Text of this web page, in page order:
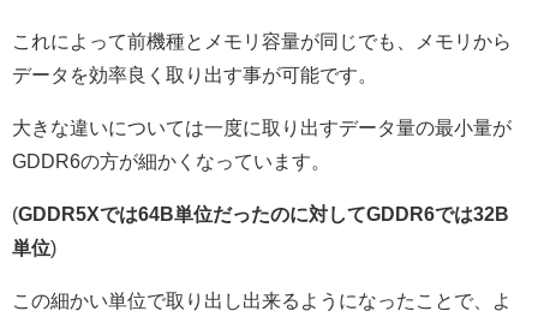
これによって前機種とメモリ容量が同じでも、メモリから
データを効率良く取り出す事が可能です。
大きな違いについては一度に取り出すデータ量の最小量が
GDDR6の方が細かくなっています。
(GDDR5Xでは64B単位だったのに対してGDDR6では32B
単位)
この細かい単位で取り出し出来るようになったことで、よ